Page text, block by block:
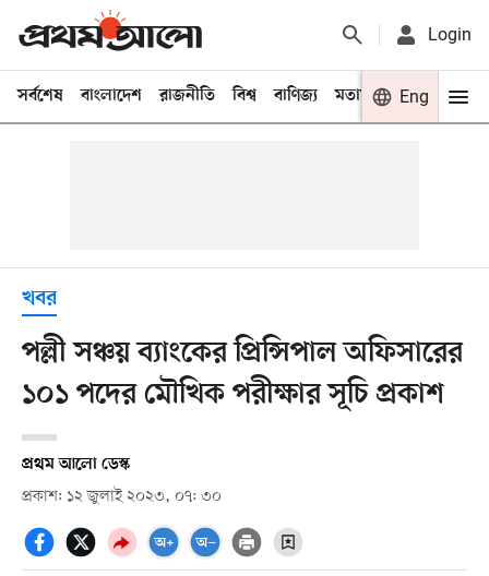
Login
সর্বশেষ বাংলাদেশ রাজনীতি বিশ্ব বাণিজ্য মতামত খেলা
Eng
খবর
পল্লী সঞ্চয় ব্যাংকের প্রিন্সিপাল অফিসারের
১০১ পদের মৌখিক পরীক্ষার সূচি প্রকাশ
প্রথম আলো ডেস্ক
প্রকাশ: ১২ জুলাই ২০২৩, ০৭: ৩০